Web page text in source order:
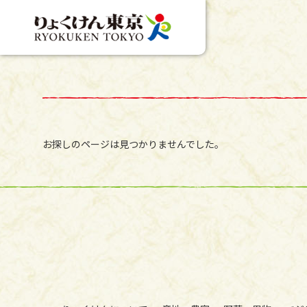
お探しのページは見つかりませんでした。